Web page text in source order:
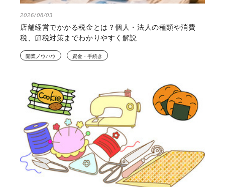
2026/08/03
店舗経営でかかる税金とは？個人・法人の種類や消費
税、節税対策までわかりやすく解説
開業ノウハウ 資金・手続き